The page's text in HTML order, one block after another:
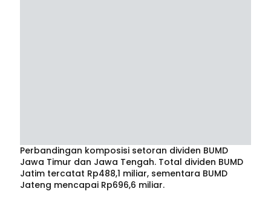
Perbandingan komposisi setoran dividen BUMD
Jawa Timur dan Jawa Tengah. Total dividen BUMD
Jatim tercatat Rp488,1 miliar, sementara BUMD
Jateng mencapai Rp696,6 miliar.